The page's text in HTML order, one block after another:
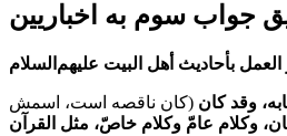
جواب سوم به اخباریین
وقد كان (کان ناقصه است، اسمش